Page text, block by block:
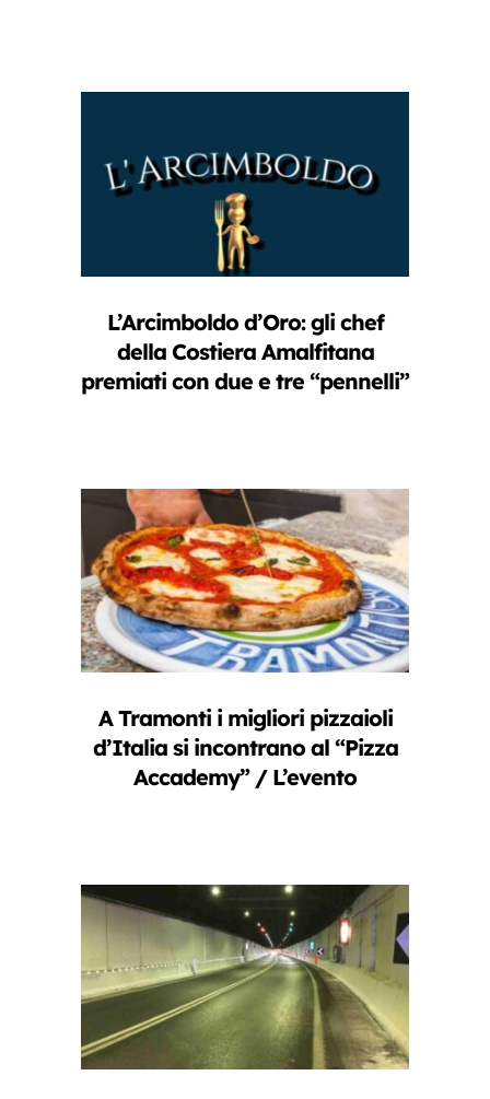
L’Arcimboldo d’Oro: gli chef
della Costiera Amalfitana
premiati con due e tre “pennelli”
A Tramonti i migliori pizzaioli
d’Italia si incontrano al “Pizza
Accademy” / L’evento